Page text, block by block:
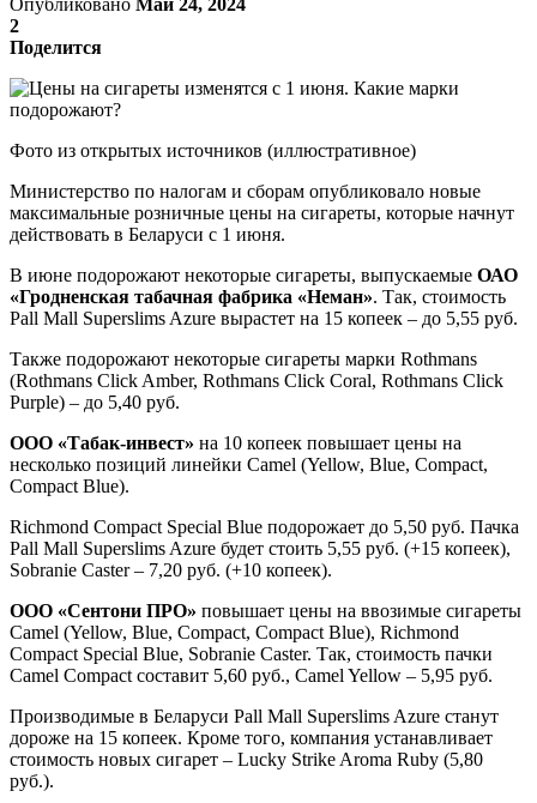
2
Поделится
Фото из открытых источников (иллюстративное)
Министерство по налогам и сборам опубликовало новые
максимальные розничные цены на сигареты, которые начнут
действовать в Беларуси с 1 июня.
В июне подорожают некоторые сигареты, выпускаемые ОАО
«Гродненская табачная фабрика «Неман». Так, стоимость
Pall Mall Superslims Azure вырастет на 15 копеек – до 5,55 руб.
Также подорожают некоторые сигареты марки Rothmans
(Rothmans Click Amber, Rothmans Click Coral, Rothmans Click
Purple) – до 5,40 руб.
ООО «Табак-инвест» на 10 копеек повышает цены на
несколько позиций линейки Camel (Yellow, Blue, Compact,
Compact Blue).
Richmond Compact Special Blue подорожает до 5,50 руб. Пачка
Pall Mall Superslims Azure будет стоить 5,55 руб. (+15 копеек),
Sobranie Caster – 7,20 руб. (+10 копеек).
ООО «Сентони ПРО» повышает цены на ввозимые сигареты
Camel (Yellow, Blue, Compact, Compact Blue), Richmond
Compact Special Blue, Sobranie Caster. Так, стоимость пачки
Camel Compact составит 5,60 руб., Camel Yellow – 5,95 руб.
Производимые в Беларуси Pall Mall Superslims Azure станут
дороже на 15 копеек. Кроме того, компания устанавливает
стоимость новых сигарет – Lucky Strike Aroma Ruby (5,80
руб.).